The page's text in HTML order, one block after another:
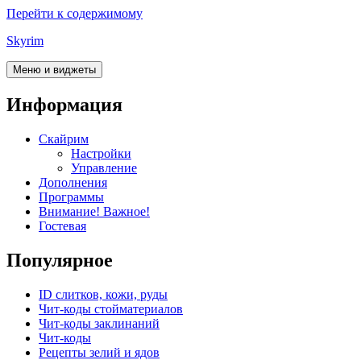
Перейти к содержимому
Skyrim
Меню и виджеты
Информация
Скайрим
Настройки
Управление
Дополнения
Программы
Внимание! Важное!
Гостевая
Популярное
ID слитков, кожи, руды
Чит-коды стойматериалов
Чит-коды заклинаний
Чит-коды
Рецепты зелий и ядов